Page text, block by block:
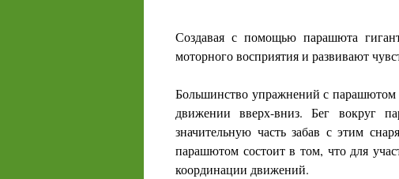
Создавая с помощью парашюта
моторного восприятия и развивают
Большинство упражнений с
движении вверх-вниз. Бег вокруг
значительную часть забав с этим
парашютом состоит в том, что для
координации движений.